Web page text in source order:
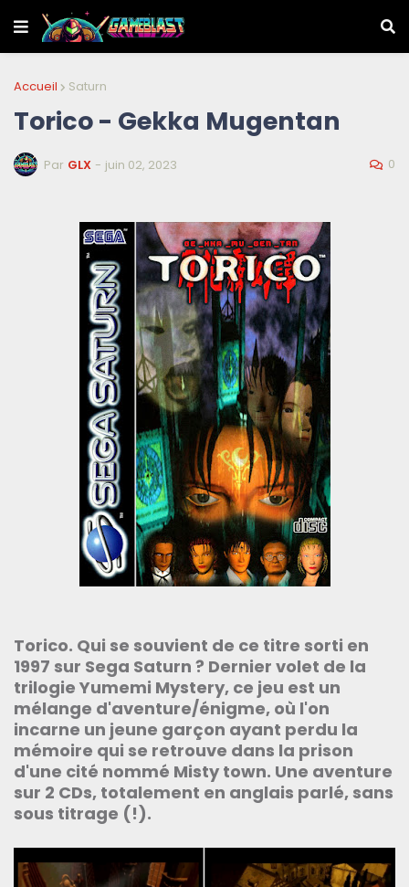
Accueil Saturn
Torico - Gekka Mugentan
Par GLX - juin 02, 2023 0
Torico. Qui se souvient de ce titre sorti en
1997 sur Sega Saturn ? Dernier volet de la
trilogie Yumemi Mystery, ce jeu est un
mélange d'aventure/énigme, où l'on
incarne un jeune garçon ayant perdu la
mémoire qui se retrouve dans la prison
d'une cité nommé Misty town. Une aventure
sur 2 CDs, totalement en anglais parlé, sans
sous titrage (!).